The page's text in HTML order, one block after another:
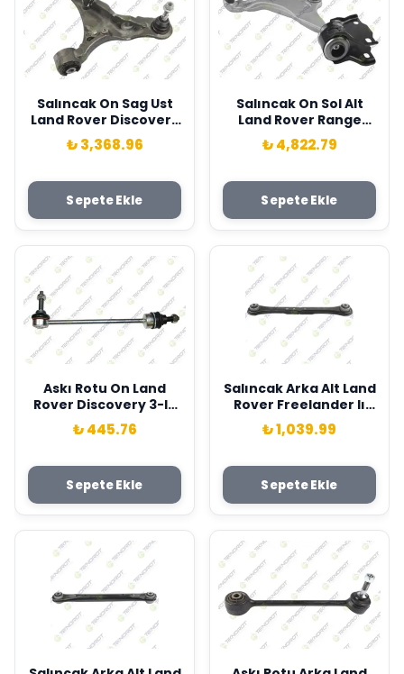
Salıncak On Sag Ust
Land Rover Discovery
3 L319 Range Rover
Sport I L320 Teknorot
₺ 3,368.96
Sepete Ekle
Salıncak On Sol Alt
Land Rover Range
Rover Evoque L538
11>19 Teknorot
₺ 4,822.79
Sepete Ekle
Askı Rotu On Land
Rover Discovery 3-Iv
L319 09>18 Teknorot
LR014145
₺ 445.76
Sepete Ekle
Salıncak Arka Alt Land
Rover Freelander Iı
L359 Range Rover
Evoque L538 Teknorot
₺ 1,039.99
Sepete Ekle